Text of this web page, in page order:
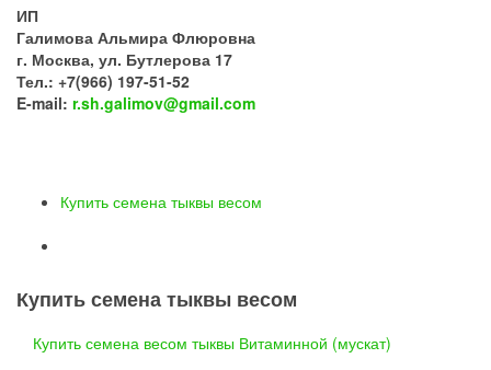
ИП
Галимова Альмира Флюровна
г. Москва, ул. Бутлерова 17
Тел.: +7(966) 197-51-52
E-mail: r.sh.galimov@gmail.com
Купить семена тыквы весом
Купить семена тыквы весом
Купить семена весом тыквы Витаминной (мускат)